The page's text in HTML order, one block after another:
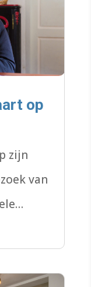
op
zijn
van